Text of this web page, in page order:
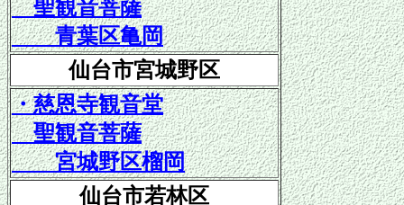
聖観音菩薩
青葉区亀岡
仙台市宮城野区
・慈恩寺観音堂
聖観音菩薩
宮城野区榴岡
仙台市若林区